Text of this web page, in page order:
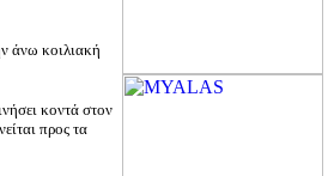
άνω κοιλιακή
κοντά στον
προς τα